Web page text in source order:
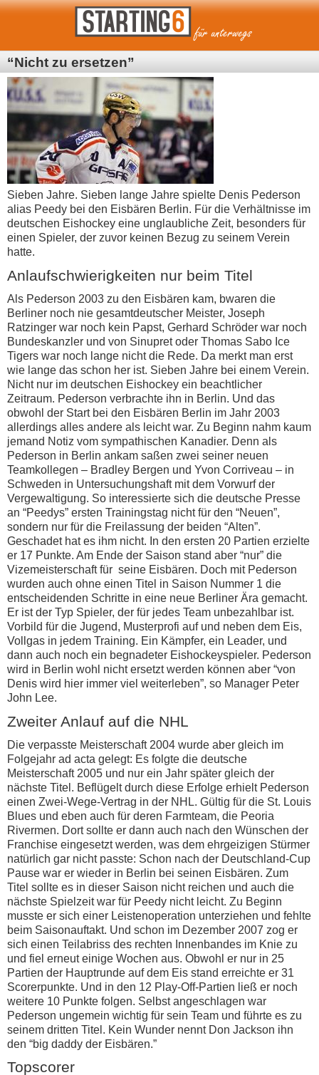
“Nicht zu ersetzen”
Sieben Jahre. Sieben lange Jahre spielte Denis Pederson
alias Peedy bei den Eisbären Berlin. Für die Verhältnisse im
deutschen Eishockey eine unglaubliche Zeit, besonders für
einen Spieler, der zuvor keinen Bezug zu seinem Verein
hatte.
Anlaufschwierigkeiten nur beim Titel
Als Pederson 2003 zu den Eisbären kam, bwaren die
Berliner noch nie gesamtdeutscher Meister, Joseph
Ratzinger war noch kein Papst, Gerhard Schröder war noch
Bundeskanzler und von Sinupret oder Thomas Sabo Ice
Tigers war noch lange nicht die Rede. Da merkt man erst
wie lange das schon her ist. Sieben Jahre bei einem Verein.
Nicht nur im deutschen Eishockey ein beachtlicher
Zeitraum. Pederson verbrachte ihn in Berlin. Und das
obwohl der Start bei den Eisbären Berlin im Jahr 2003
allerdings alles andere als leicht war. Zu Beginn nahm kaum
jemand Notiz vom sympathischen Kanadier. Denn als
Pederson in Berlin ankam saßen zwei seiner neuen
Teamkollegen – Bradley Bergen und Yvon Corriveau – in
Schweden in Untersuchungshaft mit dem Vorwurf der
Vergewaltigung. So interessierte sich die deutsche Presse
an “Peedys” ersten Trainingstag nicht für den “Neuen”,
sondern nur für die Freilassung der beiden “Alten”.
Geschadet hat es ihm nicht. In den ersten 20 Partien erzielte
er 17 Punkte. Am Ende der Saison stand aber “nur” die
Vizemeisterschaft für seine Eisbären. Doch mit Pederson
wurden auch ohne einen Titel in Saison Nummer 1 die
entscheidenden Schritte in eine neue Berliner Ära gemacht.
Er ist der Typ Spieler, der für jedes Team unbezahlbar ist.
Vorbild für die Jugend, Musterprofi auf und neben dem Eis,
Vollgas in jedem Training. Ein Kämpfer, ein Leader, und
dann auch noch ein begnadeter Eishockeyspieler. Pederson
wird in Berlin wohl nicht ersetzt werden können aber “von
Denis wird hier immer viel weiterleben”, so Manager Peter
John Lee.
Zweiter Anlauf auf die NHL
Die verpasste Meisterschaft 2004 wurde aber gleich im
Folgejahr ad acta gelegt: Es folgte die deutsche
Meisterschaft 2005 und nur ein Jahr später gleich der
nächste Titel. Beflügelt durch diese Erfolge erhielt Pederson
einen Zwei-Wege-Vertrag in der NHL. Gültig für die St. Louis
Blues und eben auch für deren Farmteam, die Peoria
Rivermen. Dort sollte er dann auch nach den Wünschen der
Franchise eingesetzt werden, was dem ehrgeizigen Stürmer
natürlich gar nicht passte: Schon nach der Deutschland-Cup
Pause war er wieder in Berlin bei seinen Eisbären. Zum
Titel sollte es in dieser Saison nicht reichen und auch die
nächste Spielzeit war für Peedy nicht leicht. Zu Beginn
musste er sich einer Leistenoperation unterziehen und fehlte
beim Saisonauftakt. Und schon im Dezember 2007 zog er
sich einen Teilabriss des rechten Innenbandes im Knie zu
und fiel erneut einige Wochen aus. Obwohl er nur in 25
Partien der Hauptrunde auf dem Eis stand erreichte er 31
Scorerpunkte. Und in den 12 Play-Off-Partien ließ er noch
weitere 10 Punkte folgen. Selbst angeschlagen war
Pederson ungemein wichtig für sein Team und führte es zu
seinem dritten Titel. Kein Wunder nennt Don Jackson ihn
den “big daddy der Eisbären.”
Topscorer